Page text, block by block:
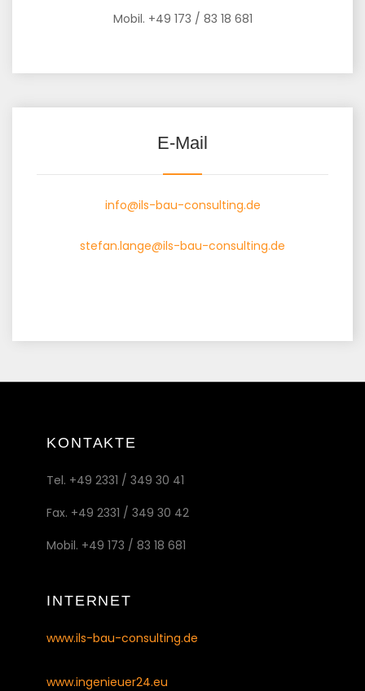
Mobil. +49 173 / 83 18 681
E-Mail
info@ils-bau-consulting.de
stefan.lange@ils-bau-consulting.de
KONTAKTE
Tel. +49 2331 / 349 30 41
Fax. +49 2331 / 349 30 42
Mobil. +49 173 / 83 18 681
INTERNET
www.ils-bau-consulting.de
www.ingenieuer24.eu